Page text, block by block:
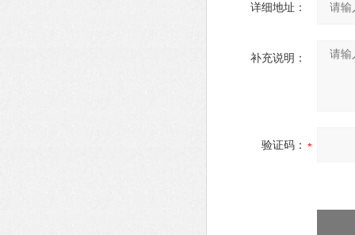
详细地址：
补充说明：
验证码：